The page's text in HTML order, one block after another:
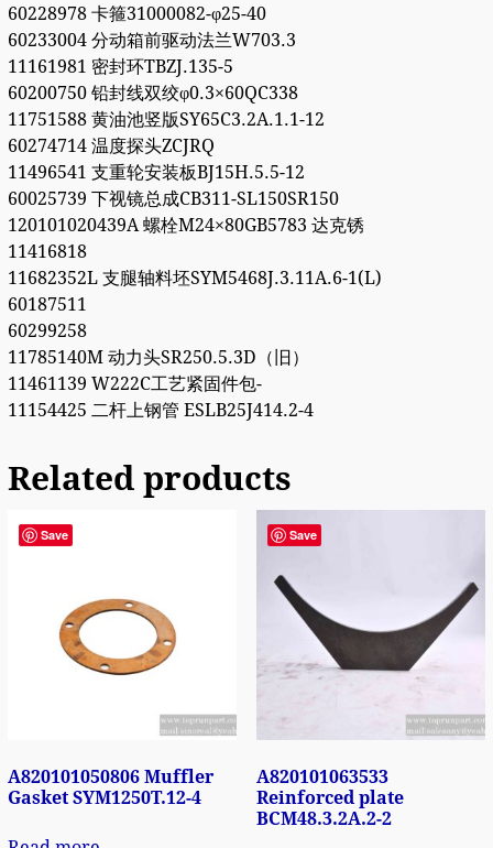
60228978 卡箍31000082-φ25-40
60233004 分动箱前驱动法兰W703.3
11161981 密封环TBZJ.135-5
60200750 铅封线双绞φ0.3×60QC338
11751588 黄油池竖版SY65C3.2A.1.1-12
60274714 温度探头ZCJRQ
11496541 支重轮安装板BJ15H.5.5-12
60025739 下视镜总成CB311-SL150SR150
120101020439A 螺栓M24×80GB5783 达克锈
11416818
11682352L 支腿轴料坯SYM5468J.3.11A.6-1(L)
60187511
60299258
11785140M 动力头SR250.5.3D（旧）
11461139 W222C工艺紧固件包-
11154425 二杆上钢管 ESLB25J414.2-4
Related products
Save
A820101050806 Muffler
Gasket SYM1250T.12-4
Save
A820101063533
Reinforced plate
BCM48.3.2A.2-2